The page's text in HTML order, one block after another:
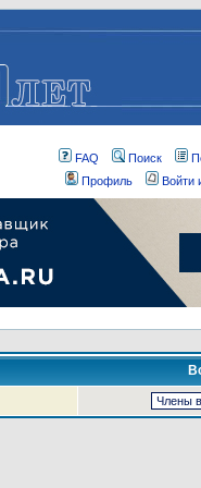
FAQ Поиск
Профиль
Войти